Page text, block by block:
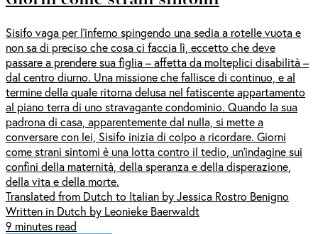
Sisifo vaga per l’inferno spingendo una sedia a rotelle vuota e
non sa di preciso che cosa ci faccia lì, eccetto che deve
passare a prendere sua figlia – affetta da molteplici disabilità –
dal centro diurno. Una missione che fallisce di continuo, e al
termine della quale ritorna delusa nel fatiscente appartamento
al piano terra di uno stravagante condominio. Quando la sua
padrona di casa, apparentemente dal nulla, si mette a
conversare con lei, Sisifo inizia di colpo a ricordare. Giorni
come strani sintomi è una lotta contro il tedio, un’indagine sui
confini della maternità, della speranza e della disperazione,
della vita e della morte.
Translated from Dutch to Italian by Jessica Rostro Benigno
Written in Dutch by Leonieke Baerwaldt
9 minutes read